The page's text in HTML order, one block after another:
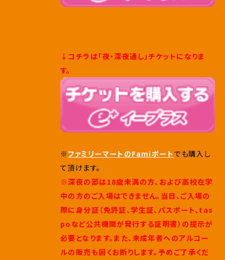
↓コチラは「夜・深夜通し」チケットになりま
す。
※ファミリーマートのFamiポートでも購入し
て頂けます。
※深夜の部は18歳未満の方、および高校在学
中の方のご入場はできません。当日、ご入場の
際に身分証（免許証、学生証、パスポート、tas
poなど公共機関が発行する証明書）の提示が
必要となります。また、未成年者へのアルコー
ルの販売も固くお断りします。予めご了承くだ